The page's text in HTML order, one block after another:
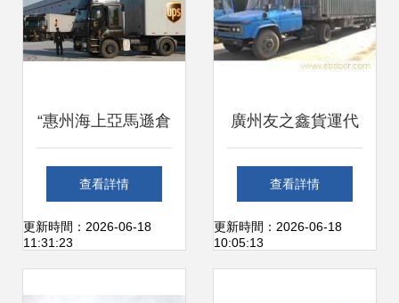
“惠州海上亞馬遜倉
儲無縫貨代B/O類
規范成本查解 ”
查看詳情
更新時間：2026-06-18
11:31:23
廣州友之鑫貨運代
理 專業寵物狗狗空
運托運服務詳解
查看詳情
更新時間：2026-06-18
10:05:13